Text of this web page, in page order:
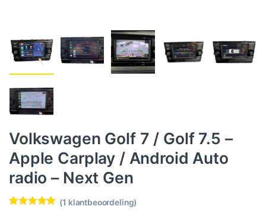
Volkswagen Golf 7 / Golf 7.5 –
Apple Carplay / Android Auto
radio – Next Gen
(1 klantbeoordeling)